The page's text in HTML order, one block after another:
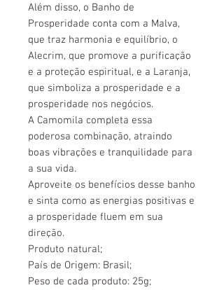
Além disso, o Banho de
Prosperidade conta com a Malva,
que traz harmonia e equilíbrio, o
Alecrim, que promove a purificação
e a proteção espiritual, e a Laranja,
que simboliza a prosperidade e a
prosperidade nos negócios.
A Camomila completa essa
poderosa combinação, atraindo
boas vibrações e tranquilidade para
a sua vida.
Aproveite os benefícios desse banho
e sinta como as energias positivas e
a prosperidade fluem em sua
direção.
Produto natural;
País de Origem: Brasil;
Peso de cada produto: 25g;